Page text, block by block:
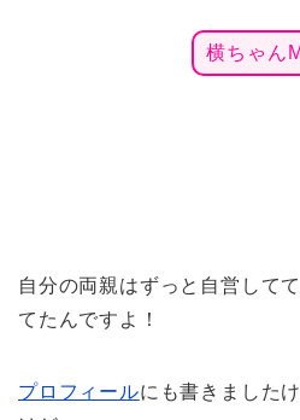
横ちゃん
自分の両親はずっと自営して
てたんですよ！
プロフィールにも書きました